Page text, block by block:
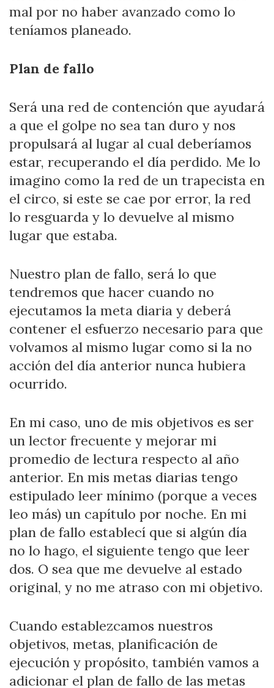
mal por no haber avanzado como lo
teníamos planeado.
Plan de fallo
Será una red de contención que ayudará
a que el golpe no sea tan duro y nos
propulsará al lugar al cual deberíamos
estar, recuperando el día perdido. Me lo
imagino como la red de un trapecista en
el circo, si este se cae por error, la red
lo resguarda y lo devuelve al mismo
lugar que estaba.
Nuestro plan de fallo, será lo que
tendremos que hacer cuando no
ejecutamos la meta diaria y deberá
contener el esfuerzo necesario para que
volvamos al mismo lugar como si la no
acción del día anterior nunca hubiera
ocurrido.
En mi caso, uno de mis objetivos es ser
un lector frecuente y mejorar mi
promedio de lectura respecto al año
anterior. En mis metas diarias tengo
estipulado leer mínimo (porque a veces
leo más) un capítulo por noche. En mi
plan de fallo establecí que si algún día
no lo hago, el siguiente tengo que leer
dos. O sea que me devuelve al estado
original, y no me atraso con mi objetivo.
Cuando establezcamos nuestros
objetivos, metas, planificación de
ejecución y propósito, también vamos a
adicionar el plan de fallo de las metas